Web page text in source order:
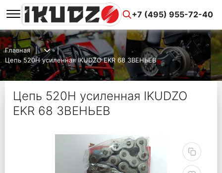
+7 (495) 955-72-40
Главная
Цепь 520H усиленная IKUDZO EKR 68 ЗВЕНЬЕВ
Цепь 520H усиленная IKUDZO
EKR 68 ЗВЕНЬЕВ